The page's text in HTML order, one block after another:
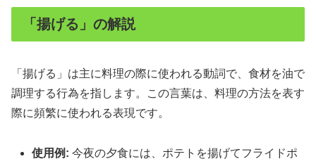
「揚げる」の解説
「揚げる」は主に料理の際に使われる動詞で、食材を油で
調理する行為を指します。この言葉は、料理の方法を表す
際に頻繁に使われる表現です。
使用例: 今夜の夕食には、ポテトを揚げてフライドポ